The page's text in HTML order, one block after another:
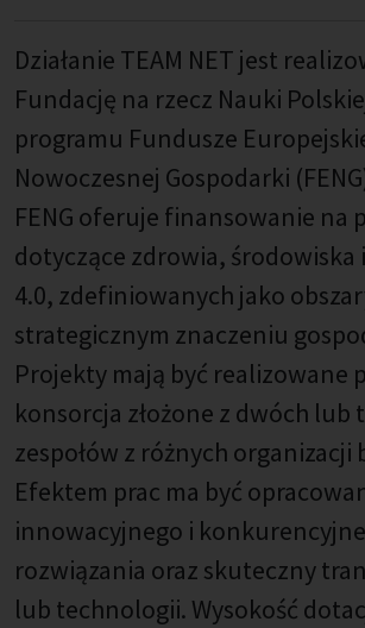
Działanie TEAM NET jest
Fundację na rzecz Nauki
programu Fundusze
Nowoczesnej Gospodarki
FENG oferuje finansowanie na
dotyczące zdrowia, środowiska
4.0, zdefiniowanych jako
strategicznym znaczeniu
Projekty mają być realizowane
konsorcja złożone z dwóch lub
zespołów z różnych organizacji
Efektem prac ma być
innowacyjnego i
rozwiązania oraz skuteczny
lub technologii. Wysokość